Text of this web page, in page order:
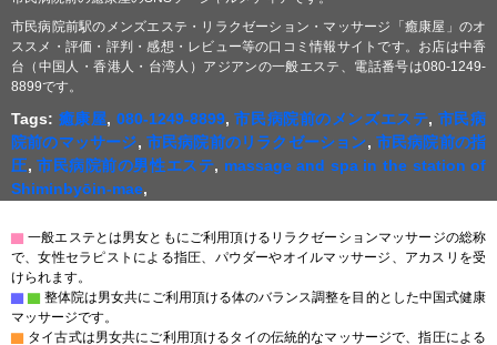
市民病院前駅のメンズエステ・リラクゼーション・マッサージ「癒康屋」のオ
ススメ・評価・評判・感想・レビュー等の口コミ情報サイトです。お店は中香
台（中国人・香港人・台湾人）アジアンの一般エステ、電話番号は080-1249-
8899です。
Tags: 癒康屋, 080-1249-8899,市民病院前のメンズエステ, 市民病
院前のマッサージ, 市民病院前のリラクゼーション, 市民病院前の指
圧,市民病院前の男性エステ, massage and spa in the station of
Shiminbyōin-mae,
▇ 一般エステとは男女ともにご利用頂けるリラクゼーションマッサージの総称
で、女性セラピストによる指圧、パウダーやオイルマッサージ、アカスリを受
けられます。
▇ ▇ 整体院は男女共にご利用頂ける体のバランス調整を目的とした中国式健康
マッサージです。
▇ タイ古式は男女共にご利用頂けるタイの伝統的なマッサージで、指圧による